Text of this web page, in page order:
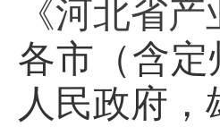
《河北省
各市（含
人民政府